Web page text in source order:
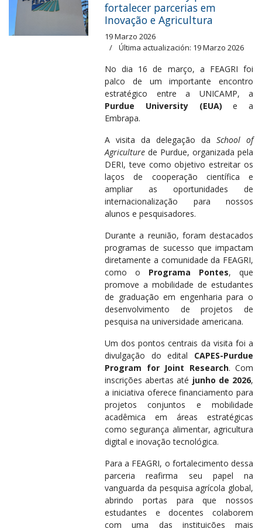
fortalecer parcerias em
Inovação e Agricultura
19 Marzo 2026
Última actualización: 19 Marzo 2026
No dia 16 de março, a FEAGRI foi
palco de um importante encontro
estratégico entre a UNICAMP, a
Purdue University (EUA) e a
Embrapa.
A visita da delegação da School of
Agriculture de Purdue, organizada pela
DERI, teve como objetivo estreitar os
laços de cooperação científica e
ampliar as oportunidades de
internacionalização para nossos
alunos e pesquisadores.
Durante a reunião, foram destacados
programas de sucesso que impactam
diretamente a comunidade da FEAGRI,
como o Programa Pontes, que
promove a mobilidade de estudantes
de graduação em engenharia para o
desenvolvimento de projetos de
pesquisa na universidade americana.
Um dos pontos centrais da visita foi a
divulgação do edital CAPES-Purdue
Program for Joint Research. Com
inscrições abertas até junho de 2026,
a iniciativa oferece financiamento para
projetos conjuntos e mobilidade
acadêmica em áreas estratégicas
como segurança alimentar, agricultura
digital e inovação tecnológica.
Para a FEAGRI, o fortalecimento dessa
parceria reafirma seu papel na
vanguarda da pesquisa agrícola global,
abrindo portas para que nossos
estudantes e docentes colaborem
com uma das instituições mais